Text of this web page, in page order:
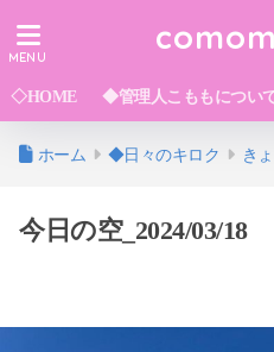
◇HOME ◆管理人こももについ
ホーム ◆日々のキロク き
今日の空_2024/03/18